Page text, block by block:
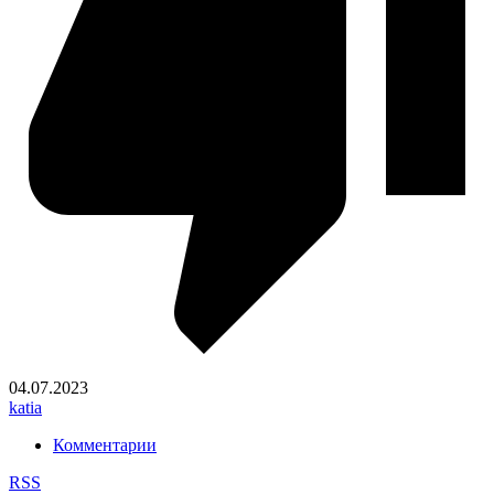
04.07.2023
katia
Комментарии
RSS